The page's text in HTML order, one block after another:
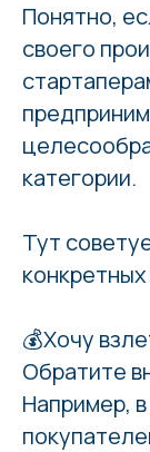
Понятно,
своего
категории.
Тут
💰Хочу
Обратите
Например,